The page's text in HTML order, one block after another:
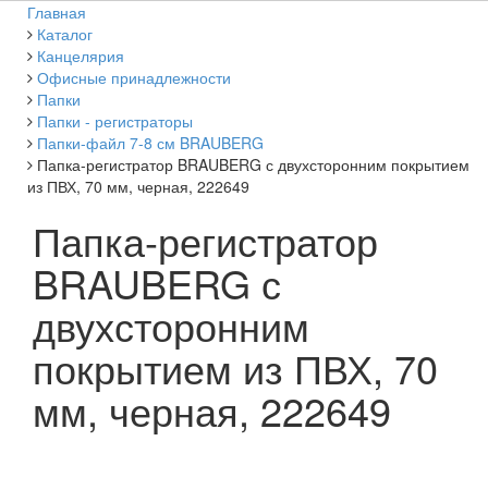
Главная
Каталог
Канцелярия
Офисные принадлежности
Папки
Папки - регистраторы
Папки-файл 7-8 см BRAUBERG
Папка-регистратор BRAUBERG с двухсторонним покрытием
из ПВХ, 70 мм, черная, 222649
Папка-регистратор
BRAUBERG с
двухсторонним
покрытием из ПВХ, 70
мм, черная, 222649